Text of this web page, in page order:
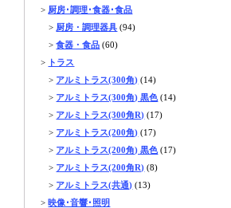
> 厨房･調理･食器･食品
> 厨房・調理器具 (94)
>食器・食品 (60)
> トラス
> アルミトラス(300角) (14)
> アルミトラス(300角) 黒色 (14)
> アルミトラス(300角R) (17)
> アルミトラス(200角) (17)
> アルミトラス(200角) 黒色 (17)
> アルミトラス(200角R) (8)
> アルミトラス(共通) (13)
>映像･音響･照明